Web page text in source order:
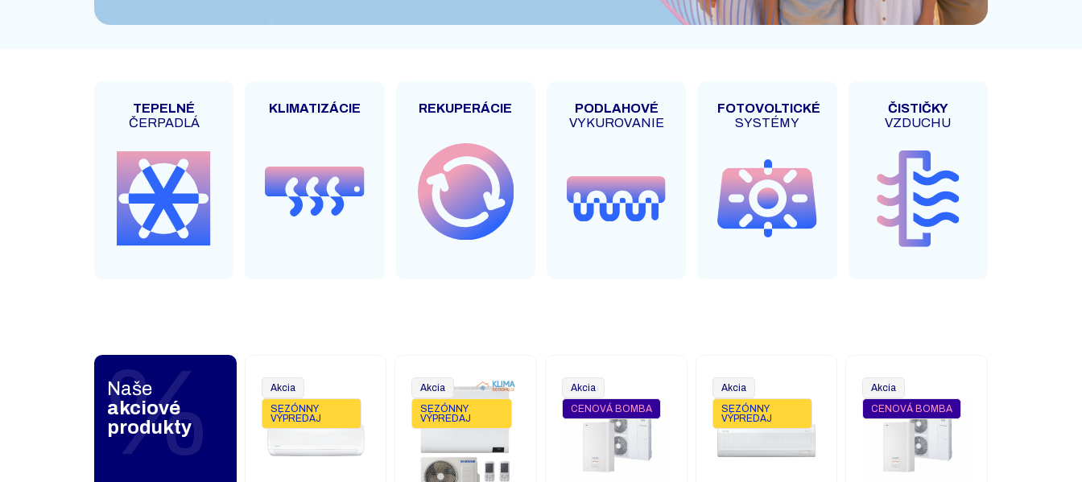
TEPELNÉ
ČERPADLÁ
KLIMATIZÁCIE REKUPERÁCIE
PODLAHOVÉ
VYKUROVANIE
FOTOVOLTICKÉ
SYSTÉMY
ČISTIČKY
VZDUCHU
Naše
akciové
produkty
Akcia
SEZÓNNY
VÝPREDAJ
Akcia
SEZÓNNY
VÝPREDAJ
Akcia
CENOVÁ BOMBA
Akcia
SEZÓNNY
VÝPREDAJ
Akcia
CENOVÁ BOMBA